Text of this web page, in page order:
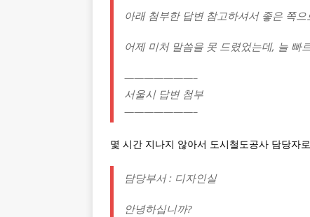
아래 첨부한 답변 참고하셔서 좋은 쪽
어제 미처 말씀을 못 드렸었는데, 늘 빠
———————–
서울시 답변 첨부
———————–
몇 시간 지나지 않아서 도시철도공사 담당자
담당부서 : 디자인실
안녕하십니까?